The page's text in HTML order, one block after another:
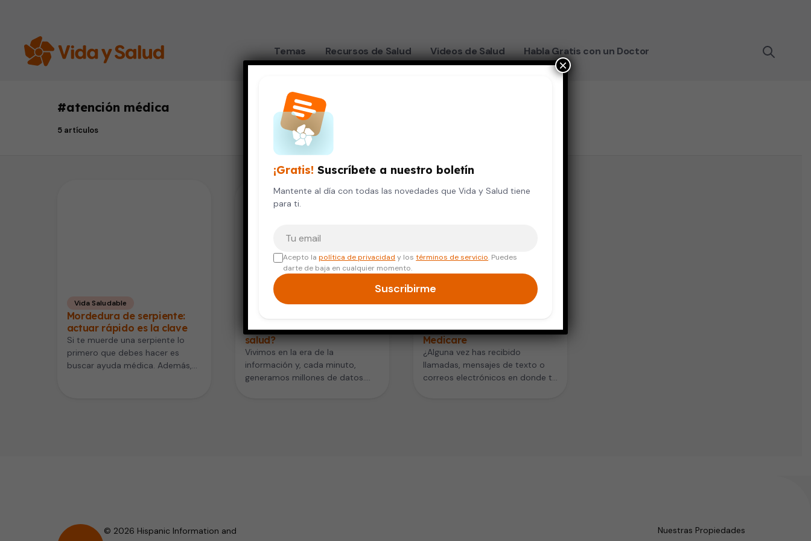
Temas Recursos de Salud Videos de Salud Habla Gratis con un Doctor
#atención médica
5 artículos
Vida Saludable
Mordedura de serpiente:
actuar rápido es la clave
Si te muerde una serpiente lo
primero que debes hacer es
buscar ayuda médica. Además,
Vida Saludable
hiperautomatización en
salud?
Vivimos en la era de la
información y, cada minuto,
generamos millones de datos.
Vida Saludable
fraude en tu cuenta de
Medicare
¿Alguna vez has recibido
llamadas, mensajes de texto o
correos electrónicos en donde te
© 2026 Hispanic Information and
Nuestras Propiedades
¡Gratis! Suscríbete a nuestro boletín
Mantente al día con todas las novedades que Vida y Salud tiene
para ti.
Acepto lapolítica de privacidad y lostérminos de servicio. Puedes
darte de baja en cualquier momento.
Suscribirme
×